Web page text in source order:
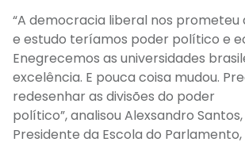
“A democracia liberal nos prometeu
e estudo teríamos poder político e
Enegrecemos as universidades
excelência. E pouca coisa mudou.
redesenhar as divisões do poder
político”,analisou Alexsandro Santos,
Presidente da Escola do Parlamento